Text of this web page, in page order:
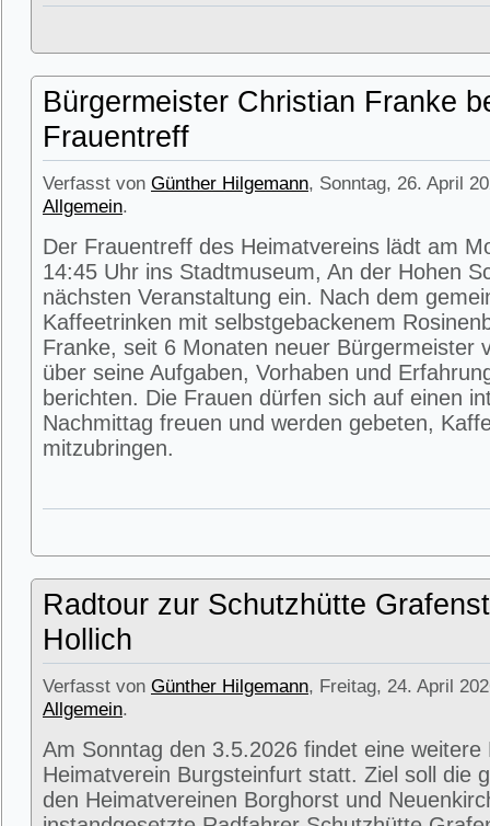
Bürgermeister Christian Franke
Frauentreff
Verfasst von Günther Hilgemann, Sonntag, 26. April
Allgemein.
Der Frauentreff des Heimatvereins lädt am
14:45 Uhr ins Stadtmuseum, An der Hohen
nächsten Veranstaltung ein. Nach dem
Kaffeetrinken mit selbstgebackenem
Franke, seit 6 Monaten neuer Bürgermeister
über seine Aufgaben, Vorhaben und
berichten. Die Frauen dürfen sich auf einen
Nachmittag freuen und werden gebeten,
mitzubringen.
Radtour zur Schutzhütte
Hollich
Verfasst von Günther Hilgemann, Freitag, 24. April
Allgemein.
Am Sonntag den 3.5.2026 findet eine weitere
Heimatverein Burgsteinfurt statt. Ziel soll die
den Heimatvereinen Borghorst und